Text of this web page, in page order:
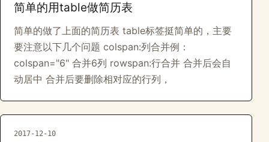
简单的用table做简历表
简单的做了上面的简历表 table标签挺简单的，主要
要注意以下几个问题 colspan:列合并例：
colspan="6" 合并6列 rowspan:行合并 合并后会自
动居中 合并后要删除相对应的行列，
2017-12-10